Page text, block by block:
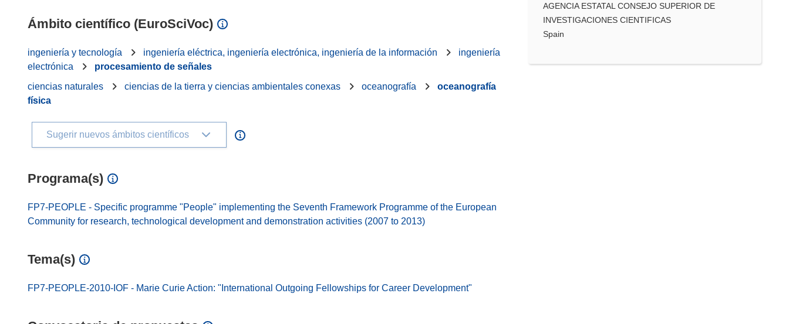
AGENCIA ESTATAL CONSEJO SUPERIOR DE
INVESTIGACIONES CIENTIFICAS
Spain
Ámbito científico (EuroSciVoc)
ingeniería y tecnología ingeniería eléctrica, ingeniería electrónica, ingeniería de la información
ingeniería
electrónica
procesamiento de señales
ciencias naturales
ciencias de la tierra y ciencias ambientales conexas oceanografía
oceanografía
física
Sugerir nuevos ámbitos científicos
Programa(s)
FP7-PEOPLE - Specific programme "People" implementing the Seventh Framework Programme of the European
Community for research, technological development and demonstration activities (2007 to 2013)
Tema(s)
FP7-PEOPLE-2010-IOF - Marie Curie Action: "International Outgoing Fellowships for Career Development"